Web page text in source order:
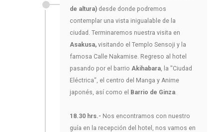
de altura) desde donde podremos
contemplar una vista inigualable de la
ciudad. Terminaremos nuestra visita en
Asakusa, visitando el Templo Sensoji y la
famosa Calle Nakamise. Regreso al hotel
pasando por el barrio Akihabara, la "Ciudad
Eléctrica", el centro del Manga y Anime
japonés, así como el Barrio de Ginza.
18.30 hrs.- Nos encontramos con nuestro
guía en la recepción del hotel, nos vamos en